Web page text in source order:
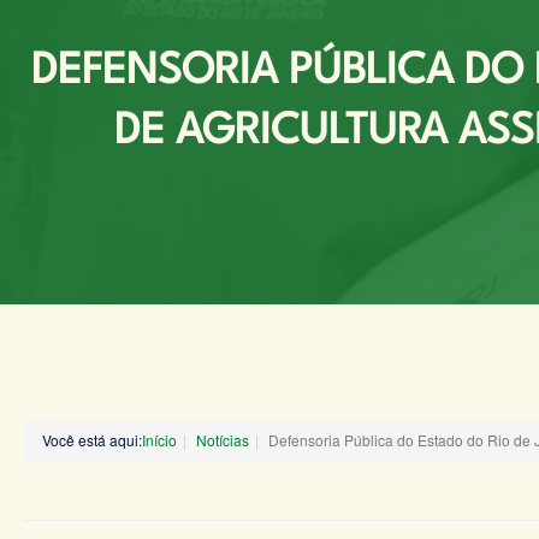
DEFENSORIA PÚBLICA
DE AGRICULTURA
Você está aqui:Início Notícias Defensoria Pública do Estado do Rio